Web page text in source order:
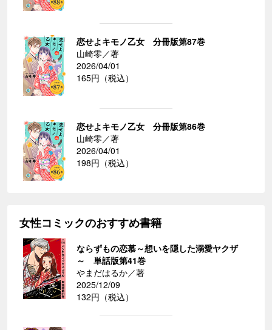
恋せよキモノ乙女 分冊版第87巻
山崎零／著
2026/04/01
165円（税込）
恋せよキモノ乙女 分冊版第86巻
山崎零／著
2026/04/01
198円（税込）
女性コミックのおすすめ書籍
ならずもの恋慕～想いを隠した溺愛ヤクザ
～ 単話版第41巻
やまだはるか／著
2025/12/09
132円（税込）